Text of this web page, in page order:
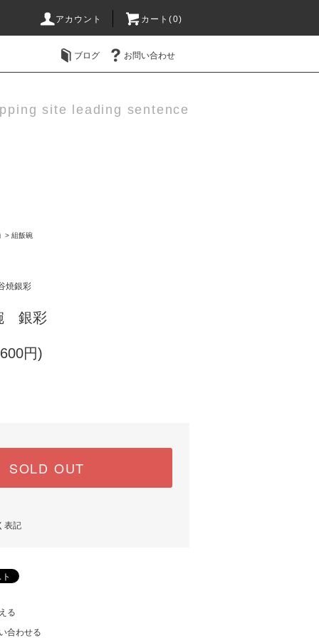
アカウント カート(0)
ブログ お問い合わせ
site leading sentence
> 組飯碗
焼銀彩
銀彩
円)
SOLD OUT
表記
る
合わせる